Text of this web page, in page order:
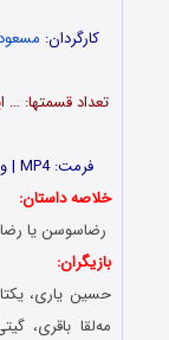
کارگردان:
فرمت: MP4 | ویژه نمایش خانگی | تهیه کننده: احسان ظلی‌پور
خلاصه داستان:
رضاسوسن یا
بازیگران:
حسین یاری،
مه‌لقا باقری،